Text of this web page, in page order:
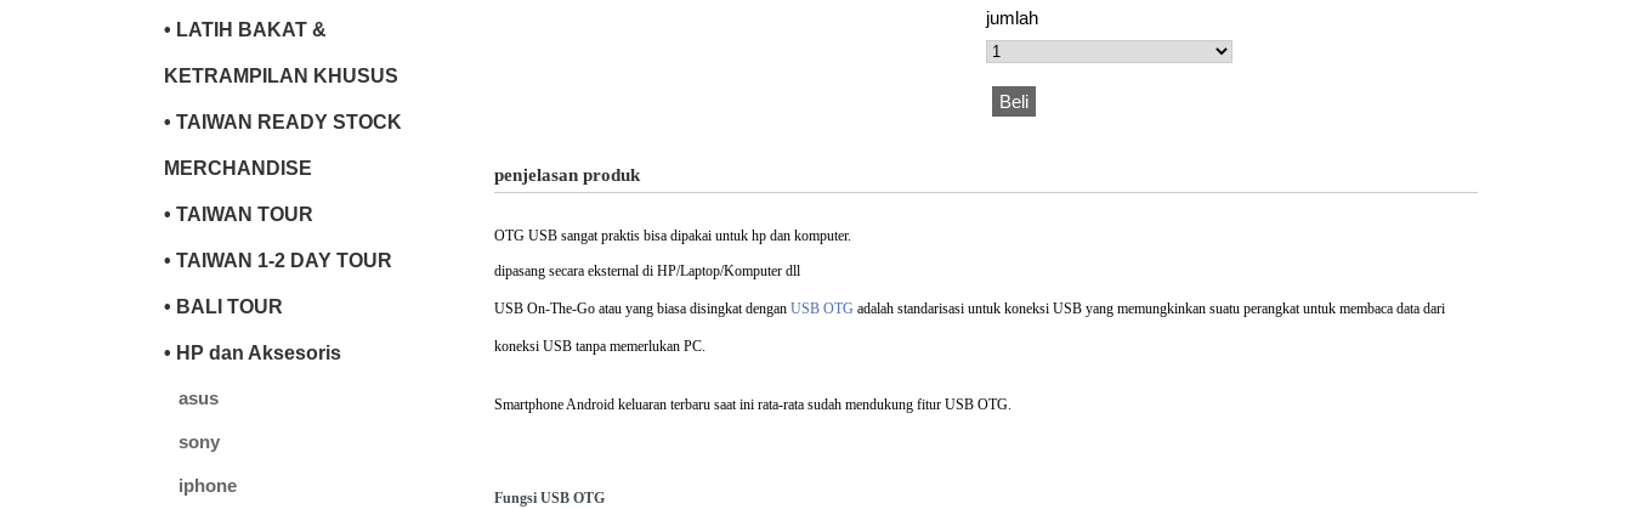
• LATIH BAKAT &
KETRAMPILAN KHUSUS
• TAIWAN READY STOCK
MERCHANDISE
• TAIWAN TOUR
• TAIWAN 1-2 DAY TOUR
• BALI TOUR
• HP dan Aksesoris
asus
sony
iphone
jumlah
Beli
penjelasan produk
OTG USB sangat praktis bisa dipakai untuk hp dan komputer.
dipasang secara eksternal di HP/Laptop/Komputer dll
USB On-The-Go atau yang biasa disingkat dengan USB OTG adalah standarisasi untuk koneksi USB yang memungkinkan suatu perangkat untuk membaca data dari
koneksi USB tanpa memerlukan PC.
Smartphone Android keluaran terbaru saat ini rata-rata sudah mendukung fitur USB OTG.
Fungsi USB OTG